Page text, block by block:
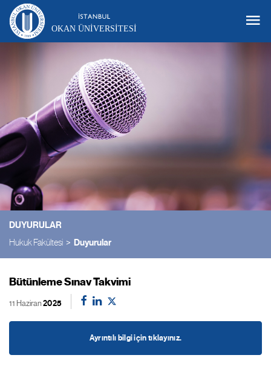
OKAN ÜNIVERSITESI
DUYURULAR
Hukuk Fakültesi Duyurular
Bütünleme Sınav Takvimi
11 Haziran2025
Ayrıntılı bilgi için tıklayınız.